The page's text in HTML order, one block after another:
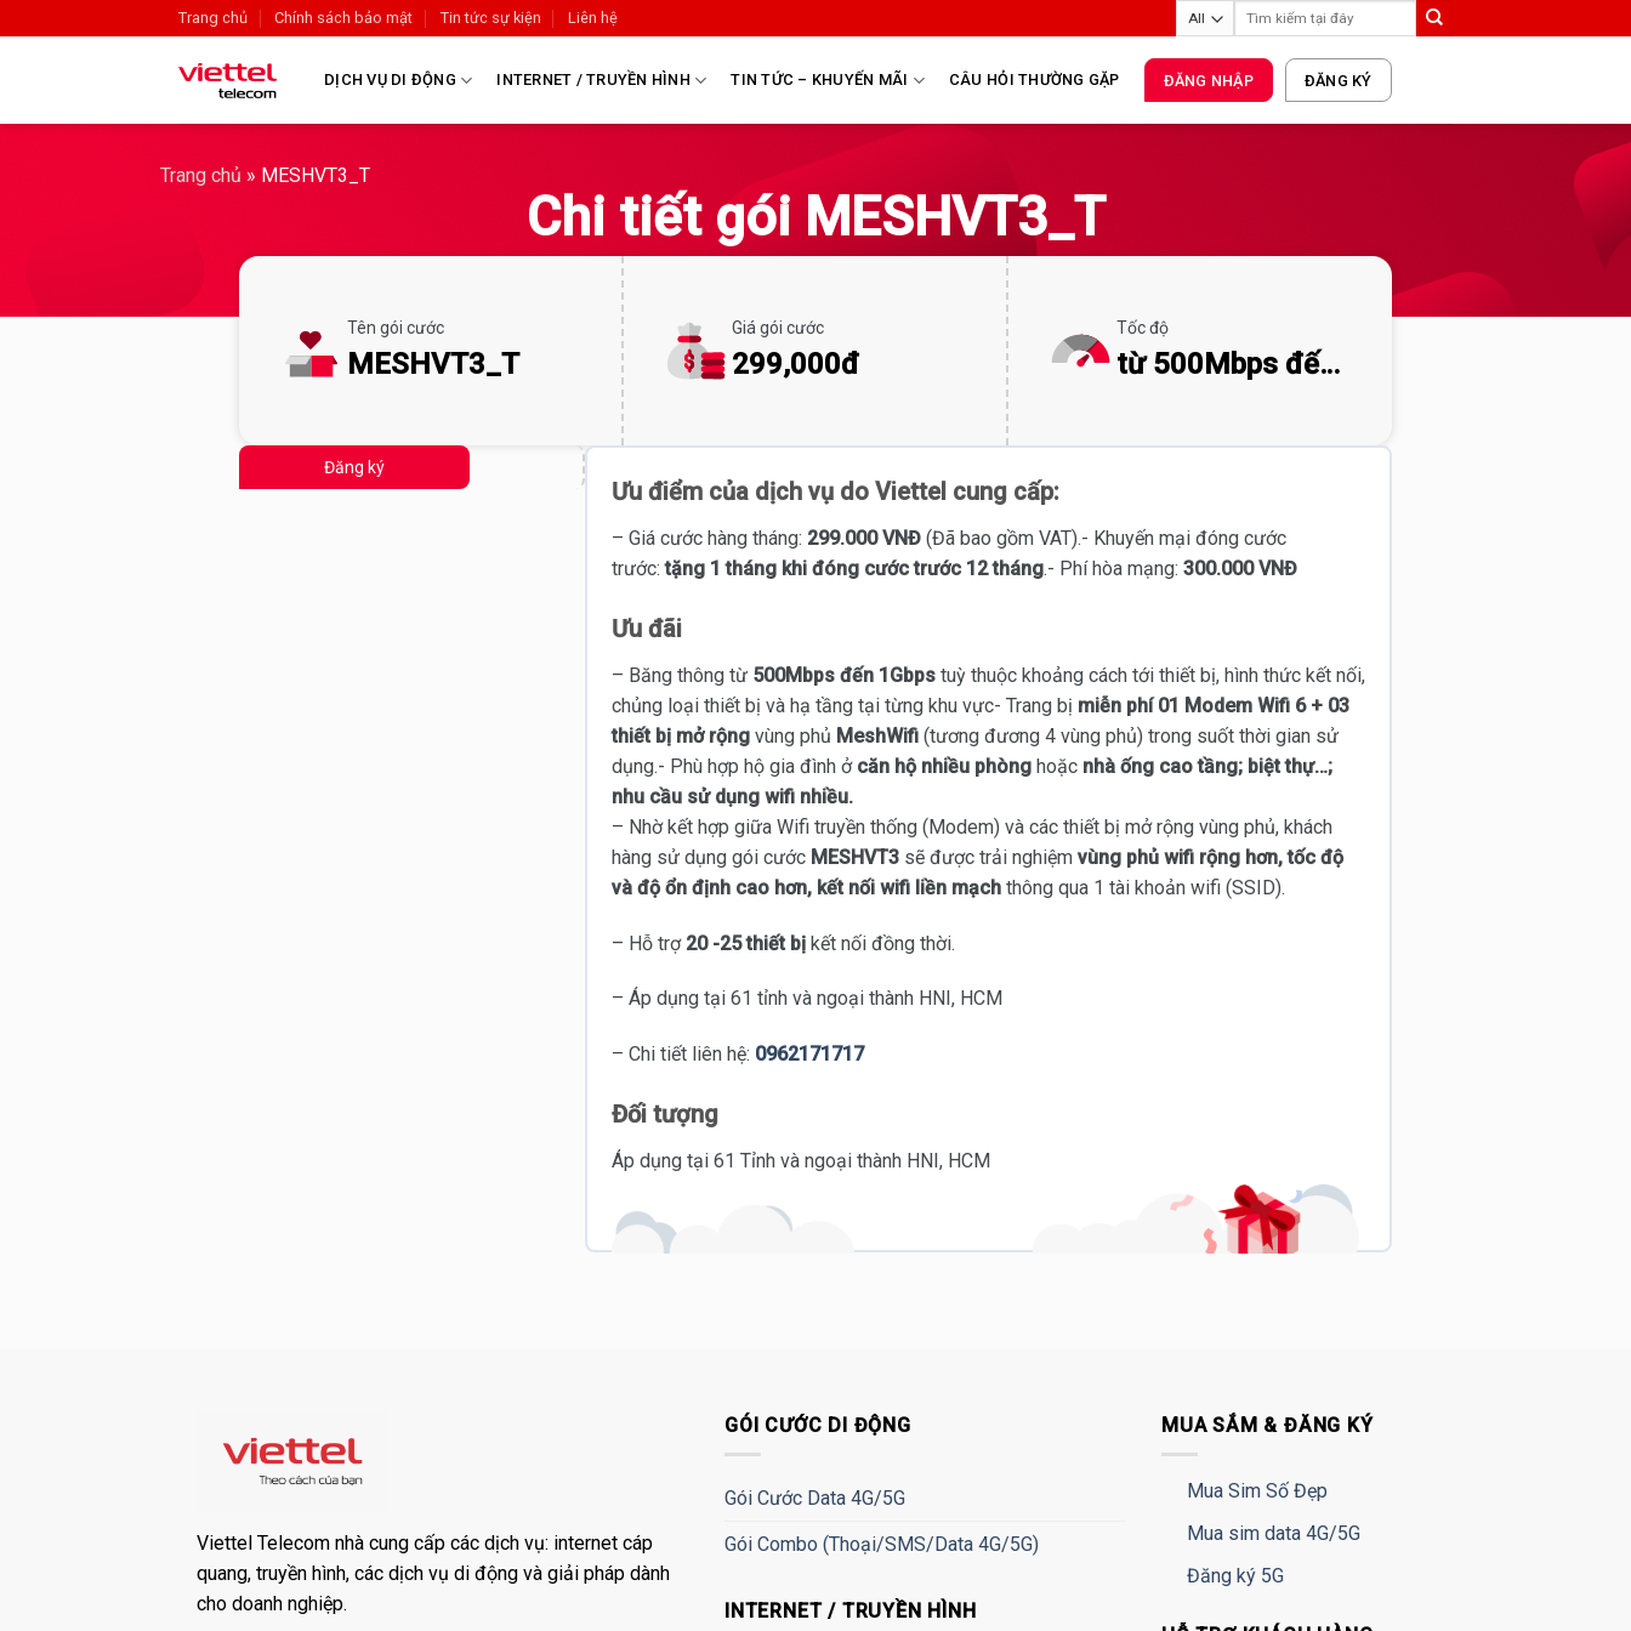
Trang chủ Chính sách bảo mật Tin tức sự kiện Liên hệ
DỊCH VỤ DI ĐỘNG INTERNET / TRUYỀN HÌNH TIN TỨC – KHUYẾN MÃI CÂU HỎI THƯỜNG GẶP ĐĂNG NHẬP ĐĂNG KÝ
Trang chủ » MESHVT3_T
Chi tiết gói MESHVT3_T
Tên gói cước
MESHVT3_T
Giá gói cước
299,000đ
Tốc độ
từ 500Mbps đến
Đăng ký
Ưu điểm của dịch vụ do Viettel cung cấp:
– Giá cước hàng tháng: 299.000 VNĐ (Đã bao gồm VAT).- Khuyến mại đóng cước
trước: tặng 1 tháng khi đóng cước trước 12 tháng.- Phí hòa mạng: 300.000 VNĐ
Ưu đãi
– Băng thông từ 500Mbps đến 1Gbps tuỳ thuộc khoảng cách tới thiết bị, hình thức kết nối,
chủng loại thiết bị và hạ tầng tại từng khu vực- Trang bị miễn phí 01 Modem Wifi 6 + 03
thiết bị mở rộng vùng phủ MeshWifi (tương đương 4 vùng phủ) trong suốt thời gian sử
dụng.- Phù hợp hộ gia đình ởcăn hộ nhiều phòng hoặc nhà ống cao tầng; biệt thự…;
nhu cầu sử dụng wifi nhiều.
– Nhờ kết hợp giữa Wifi truyền thống (Modem) và các thiết bị mở rộng vùng phủ, khách
hàng sử dụng gói cước MESHVT3 sẽ được trải nghiệm vùng phủ wifi rộng hơn, tốc độ
và độ ổn định cao hơn, kết nối wifi liền mạch thông qua 1 tài khoản wifi (SSID).
– Hỗ trợ 20 -25 thiết bị kết nối đồng thời.
– Áp dụng tại 61 tỉnh và ngoại thành HNI, HCM
– Chi tiết liên hệ: 0962171717
Đối tượng
Áp dụng tại 61 Tỉnh và ngoại thành HNI, HCM
Viettel Telecom nhà cung cấp các dịch vụ: internet cáp
quang, truyền hình, các dịch vụ di động và giải pháp dành
cho doanh nghiệp.
GÓI CƯỚC DI ĐỘNG
Gói Cước Data 4G/5G
Gói Combo (Thoại/SMS/Data 4G/5G)
INTERNET / TRUYỀN HÌNH
MUA SẮM & ĐĂNG KÝ
Mua Sim Số Đẹp
Mua sim data 4G/5G
Đăng ký 5G